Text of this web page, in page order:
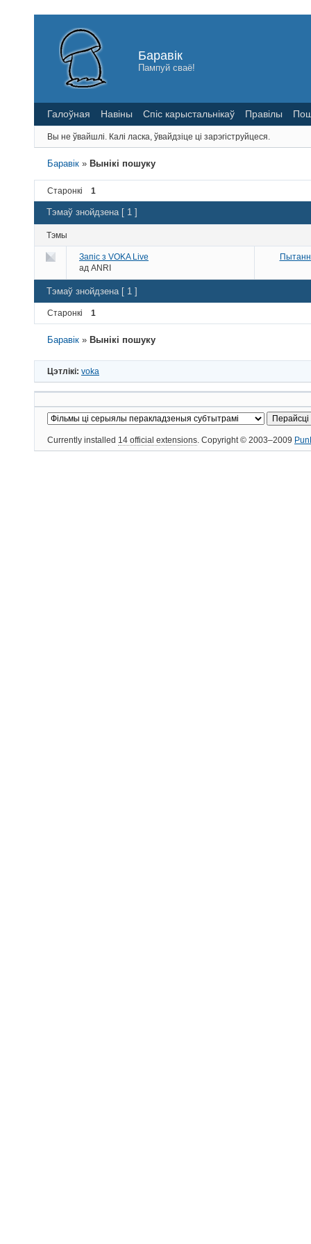
Баравік
Пампуй сваё!
Галоўная Навіны Спіс карыстальнікаў Правілы
Вы не ўвайшлі. Калі ласка, ўвайдзіце ці зарэгіструйцеся.
Баравік » Вынікі пошуку
Старонкі 1
Тэмаў знойдзена [ 1 ]
Тэмы
Запіс з VOKA Live
ад ANRI
Тэмаў знойдзена [ 1 ]
Старонкі 1
Баравік » Вынікі пошуку
Цэтлікі: voka
Currently installed 14 official extensions. Copyright © 2003–2009